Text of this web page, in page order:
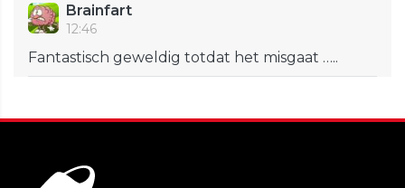
Brainfart
12:46
Fantastisch geweldig totdat het misgaat …..